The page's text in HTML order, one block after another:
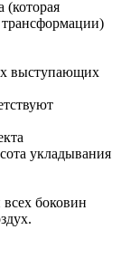
(которая
выступающих
укладывания
боковин